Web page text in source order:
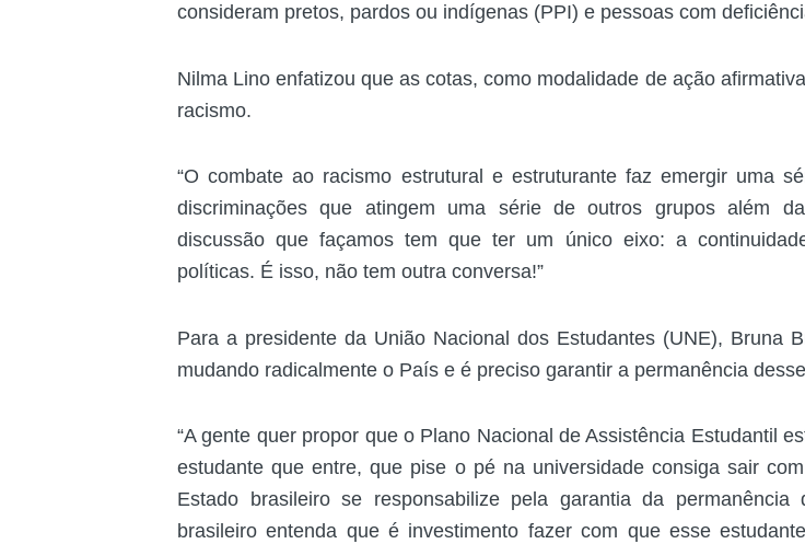
consideram pretos, pardos ou indígenas (PPI) e pessoas com
Nilma Lino enfatizou que as cotas, como modalidade de ação
racismo.
“O combate ao racismo estrutural e estruturante faz emergir uma
discriminações que atingem uma série de outros grupos além
discussão que façamos tem que ter um único eixo: a
políticas. É isso, não tem outra conversa!”
Para a presidente da União Nacional dos Estudantes (UNE), Bruna
mudando radicalmente o País e é preciso garantir a permanência
“A gente quer propor que o Plano Nacional de Assistência Estudantil
estudante que entre, que pise o pé na universidade consiga sair
Estado brasileiro se responsabilize pela garantia da
brasileiro entenda que é investimento fazer com que esse